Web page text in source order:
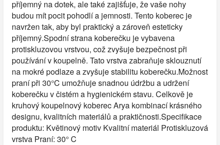
příjemný na dotek, ale také zajišťuje, že vaše nohy
budou mít pocit pohodlí a jemnosti. Tento koberec je
navržen tak, aby byl praktický a zároveň esteticky
příjemný.Spodní strana koberečku je vybavena
protiskluzovou vrstvou, což zvyšuje bezpečnost při
používání v koupelně. Tato vrstva zabraňuje sklouznutí
na mokré podlaze a zvyšuje stabilitu koberečku.Možnost
praní při 30°C umožňuje snadnou údržbu a udržení
koberečku v čistém a hygienickém stavu. Celkově je
kruhový koupelnový koberec Arya kombinací krásného
designu, kvalitních materiálů a praktičnosti.Specifikace
produktu: Květinový motiv Kvalitní materiál Protiskluzová
vrstva Praní: 30° C